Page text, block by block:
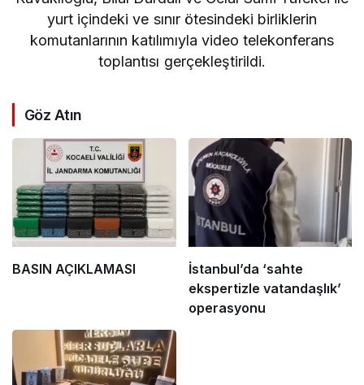
yurt içindeki ve sınır ötesindeki birliklerin
komutanlarının katılımıyla video telekonferans
toplantısı gerçekleştirildi.
Göz Atın
BASIN AÇIKLAMASI
İstanbul’da ‘sahte
ekspertizle vatandaşlık’
operasyonu